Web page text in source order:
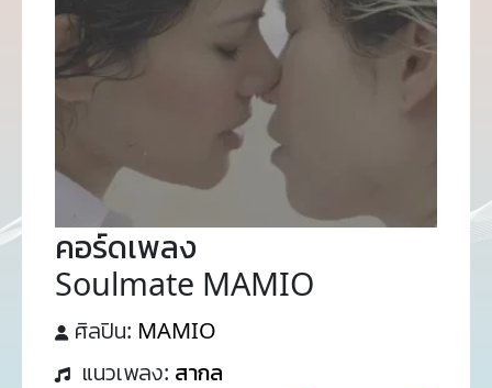
คอร์ดเพลง
Soulmate MAMIO
ศิลปิน: MAMIO
แนวเพลง: สากล